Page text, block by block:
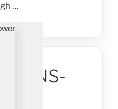
…
DM/NS-